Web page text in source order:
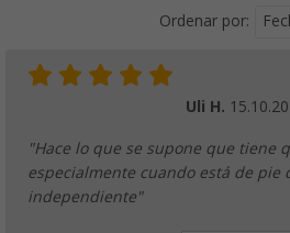
Ordenar por:
Uli H.
"Hace lo que se supone que tiene
especialmente cuando está de pie
independiente"